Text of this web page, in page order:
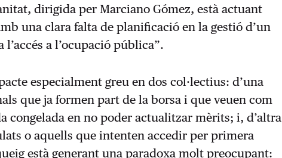
dirigida per Marciano Gómez, està actuant
una clara falta de planificació en la gestió d’un
a l’ocupació pública”.
especialment greu en dos col·lectius: d’una
que ja formen part de la borsa i que veuen com
congelada en no poder actualitzar mèrits; i, d’altra
o aquells que intenten accedir per primera
està generant una paradoxa molt preocupant: